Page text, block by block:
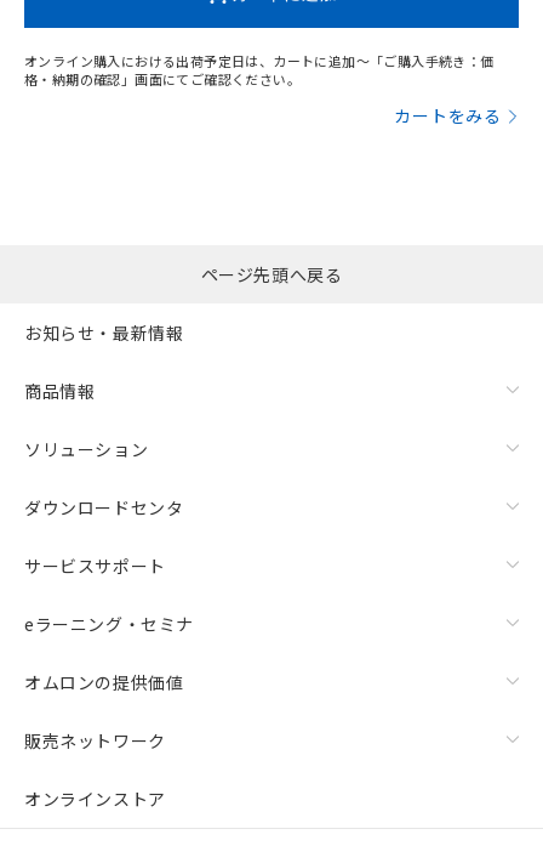
オンライン購入における出荷予定日は、カートに追加～「ご購入手続き：価
格・納期の確認」画面にてご確認ください。
カートをみる
ページ先頭へ戻る
お知らせ・最新情報
商品情報
ソリューション
ダウンロードセンタ
サービスサポート
eラーニング・セミナ
オムロンの提供価値
販売ネットワーク
オンラインストア